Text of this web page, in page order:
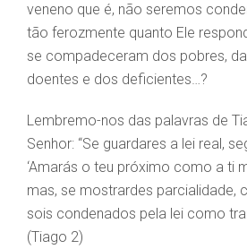
veneno que é, não seremos
tão ferozmente quanto Ele
se compadeceram dos pobres,
doentes e dos deficientes…?
Lembremo-nos das palavras de
Senhor: “Se guardares a lei real,
‘Amarás o teu próximo como a ti
mas, se mostrardes parcialidade,
sois condenados pela lei como
(Tiago 2)